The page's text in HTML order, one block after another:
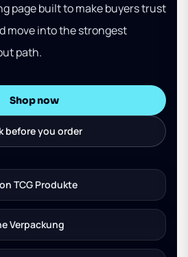
page built to make buyers trust
move into the strongest
path.
Shop now
before you order
TCG Produkte
Verpackung